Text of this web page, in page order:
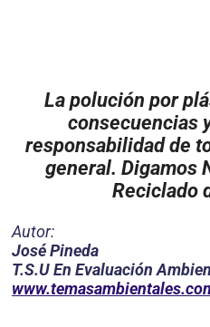
La polución por
consecuencias
responsabilidad de
general. Digamos
Reciclado
Autor:
José Pineda
T.S.U En Evaluación